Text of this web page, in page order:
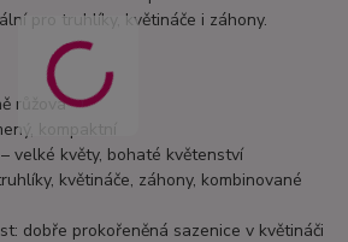
pro truhlíky, květináče i záhony.
růžová
kompaktní
velké květy, bohaté květenství
květináče, záhony, kombinované
dobře prokořeněná sazenice v květináči